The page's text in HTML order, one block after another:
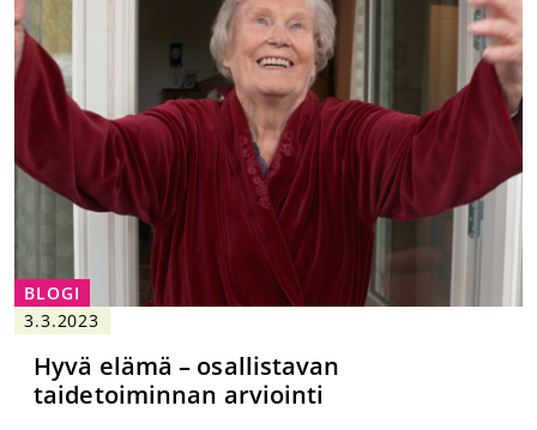
BLOGI
3.3.2023
Hyvä elämä – osallistavan
taidetoiminnan arviointi